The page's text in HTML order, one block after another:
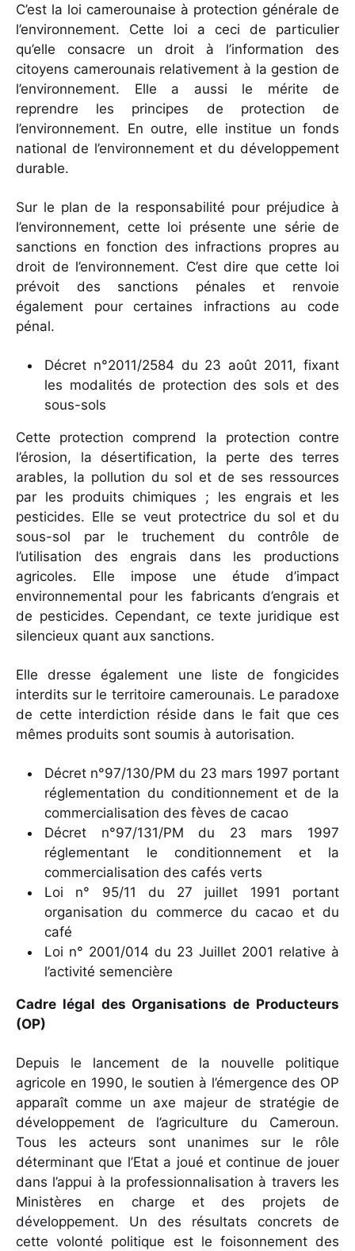
C’est la loi camerounaise à protection générale de
l’environnement. Cette loi a ceci de particulier
qu’elle consacre un droit à l’information des
citoyens camerounais relativement à la gestion de
l’environnement. Elle a aussi le mérite de
reprendre les principes de protection de
l’environnement. En outre, elle institue un fonds
national de l’environnement et du développement
durable.
Sur le plan de la responsabilité pour préjudice à
l’environnement, cette loi présente une série de
sanctions en fonction des infractions propres au
droit de l’environnement. C’est dire que cette loi
prévoit des sanctions pénales et renvoie
également pour certaines infractions au code
pénal.
Décret n°2011/2584 du 23 août 2011, fixant
les modalités de protection des sols et des
sous-sols
Cette protection comprend la protection contre
l’érosion, la désertification, la perte des terres
arables, la pollution du sol et de ses ressources
par les produits chimiques ; les engrais et les
pesticides. Elle se veut protectrice du sol et du
sous-sol par le truchement du contrôle de
l’utilisation des engrais dans les productions
agricoles. Elle impose une étude d’impact
environnemental pour les fabricants d’engrais et
de pesticides. Cependant, ce texte juridique est
silencieux quant aux sanctions.
Elle dresse également une liste de fongicides
interdits sur le territoire camerounais. Le paradoxe
de cette interdiction réside dans le fait que ces
mêmes produits sont soumis à autorisation.
Décret n°97/130/PM du 23 mars 1997 portant
réglementation du conditionnement et de la
commercialisation des fèves de cacao
Décret n°97/131/PM du 23 mars 1997
réglementant le conditionnement et la
commercialisation des cafés verts
Loi n° 95/11 du 27 juillet 1991 portant
organisation du commerce du cacao et du
café
Loi n° 2001/014 du 23 Juillet 2001 relative à
l’activité semencière
Cadre légal des Organisations de Producteurs
(OP)
Depuis le lancement de la nouvelle politique
agricole en 1990, le soutien à l’émergence des OP
apparaît comme un axe majeur de stratégie de
développement de l’agriculture du Cameroun.
Tous les acteurs sont unanimes sur le rôle
déterminant que l’Etat a joué et continue de jouer
dans l’appui à la professionnalisation à travers les
Ministères en charge et des projets de
développement. Un des résultats concrets de
cette volonté politique est le foisonnement des